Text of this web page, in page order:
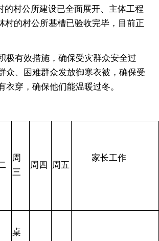
的村公所建设已全面展开、主体工程
村的村公所基槽已验收完毕，目前正
有效措施，确保受灾群众安全过
众、困难群众发放御寒衣被，确保受
衣穿，确保他们能温暖过冬。
周
三
周四 周五
家长工作
桌